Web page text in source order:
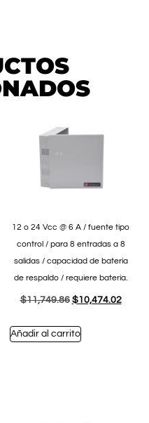
12 o 24 Vcc @ 6 A / fuente tipo
control / para 8 entradas a 8
salidas / capacidad de batería
de respaldo / requiere batería.
$11,749.86 $10,474.02
Añadir al carrito